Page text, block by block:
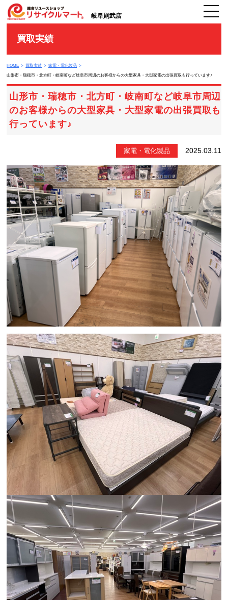
岐阜則武店
買取実績
HOME 買取実績 家電・電化製品
山形市・瑞穂市・北方町・岐南町など岐阜市周辺のお客様からの大型家具・大型家電の出張買取も行っています♪
山形市・瑞穂市・北方町・岐南町など岐阜市周辺
のお客様からの大型家具・大型家電の出張買取も
行っています♪
家電・電化製品 2025.03.11